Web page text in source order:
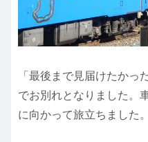
「最後まで見届けたかっ
でお別れとなりました。
に向かって旅立ちました。